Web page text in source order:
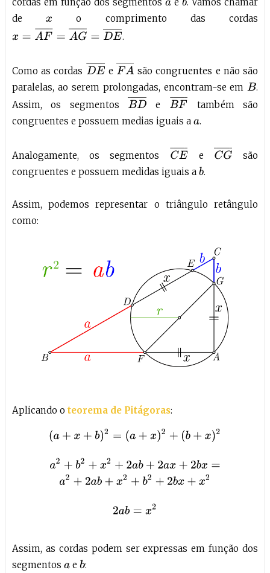
a b
dex
o comprimento das cordas
x=AF¯=AG¯= DE¯ .
Como as cordas DE¯ e FA¯ são congruentes e não são
paralelas, ao serem prolongadas, encontram-se emB .
Assim, os segmentos BD¯ e BF¯
também são
congruentes e possuem medias iguais a a.
Analogamente, os segmentos CE¯ e CG¯
são
congruentes e possuem medidas iguais a b.
Assim, podemos representar o triângulo retângulo
como:
Aplicando o teorema de Pitágoras:
=( a+x )2 +( b+x) 2 a 2+b2+ x2+2 ab +2ax+ 2bx=
Assim, as cordas podem ser expressas em função dos
segmentos a eb: